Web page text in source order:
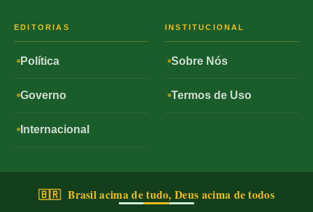
EDITORIAS
Política
Governo
Internacional
INSTITUCIONAL
Sobre Nós
Termos de Uso
🇧🇷 Brasil acima de tudo, Deus acima de todos